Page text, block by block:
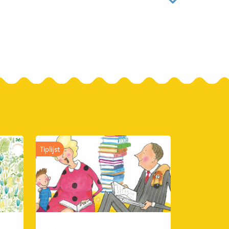
Christine Roussey
& weerbaarheid
Jo Witek
Tiplijst